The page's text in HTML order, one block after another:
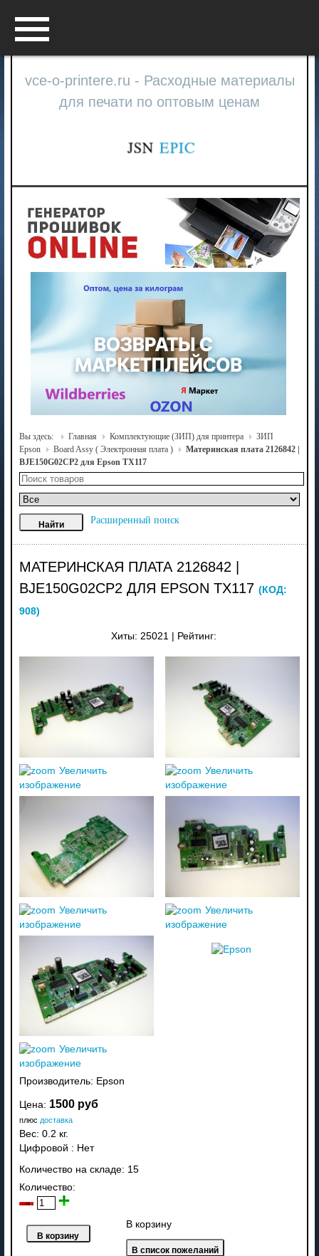
vce-o-printere.ru - Расходные материалы
для печати по оптовым ценам
Вы здесь: Главная Комплектующие (ЗИП) для принтера
ЗИП
Epson
Board Assy ( Электронная плата )
Материнская плата 2126842 |
BJE150G02CP2 для Epson TX117
Расширенный поиск
МАТЕРИНСКАЯ ПЛАТА 2126842 |
BJE150G02CP2 ДЛЯ EPSON TX117 (КОД:
908)
Хиты: 25021 Рейтинг:
Увеличить
изображение
Увеличить
изображение
Увеличить
изображение
Увеличить
изображение
Увеличить
изображение
Производитель: Epson
Цена: 1500 руб
плюс доставка
Вес: 0.2 кг.
Цифровой : Нет
Количество на складе: 15
Количество:
В корзину